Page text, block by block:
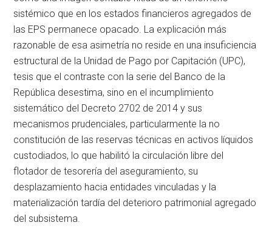
sistémico que en los estados financieros agregados de
las EPS permanece opacado. La explicación más
razonable de esa asimetría no reside en una insuficiencia
estructural de la Unidad de Pago por Capitación (UPC),
tesis que el contraste con la serie del Banco de la
República desestima, sino en el incumplimiento
sistemático del Decreto 2702 de 2014 y sus
mecanismos prudenciales, particularmente la no
constitución de las reservas técnicas en activos líquidos
custodiados, lo que habilitó la circulación libre del
flotador de tesorería del aseguramiento, su
desplazamiento hacia entidades vinculadas y la
materialización tardía del deterioro patrimonial agregado
del subsistema.